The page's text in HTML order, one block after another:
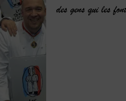
des gens qui les